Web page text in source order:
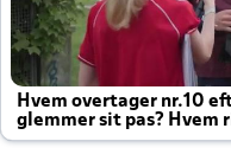
Hvem overtager nr.10
glemmer sit pas? Hvem
altid til efter kampe?